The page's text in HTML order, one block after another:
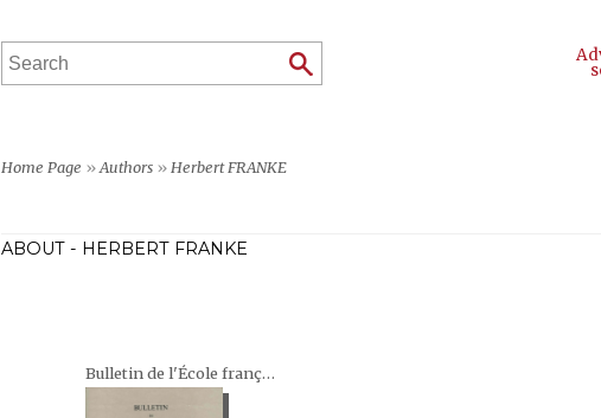
Home Page »Authors » Herbert FRANKE
ABOUT - HERBERT FRANKE
Bulletin de l'École française d'Extrême-Orient (BEFEO)